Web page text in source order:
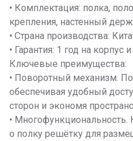
• Комплектация: полка,
крепления, настенный
• Страна производства:
• Гарантия: 1 год на корпус
Ключевые преимущества:
• Поворотный механизм.
обеспечивая удобный
сторон и экономя
• Многофункциональность.
o полку решётку для